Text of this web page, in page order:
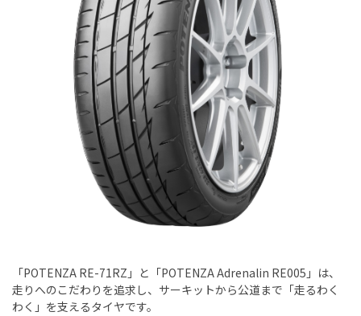
「POTENZA RE-71RZ」と「POTENZA Adrenalin RE005」は、
走りへのこだわりを追求し、サーキットから公道まで「走るわく
わく」を支えるタイヤです。